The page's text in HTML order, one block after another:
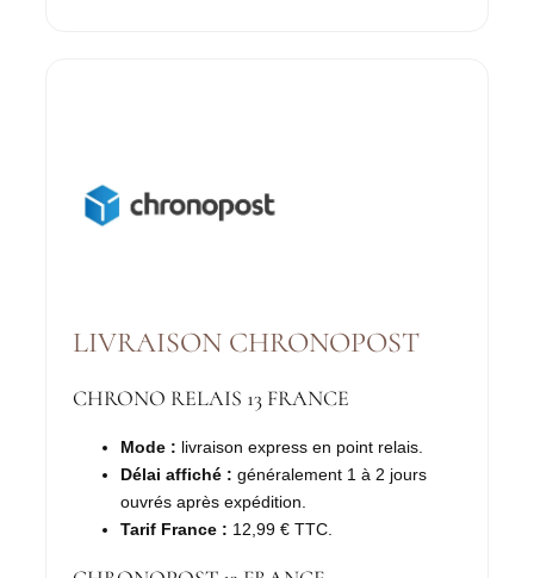
LIVRAISON CHRONOPOST
CHRONO RELAIS 13 FRANCE
Mode : livraison express en point relais.
Délai affiché : généralement 1 à 2 jours
ouvrés après expédition.
Tarif France : 12,99 € TTC.